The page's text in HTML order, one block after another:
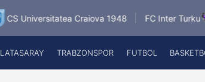
Craiova 1948 FC Inter Turku
6.8.2026
18:00
TRABZONSPOR FUTBOL